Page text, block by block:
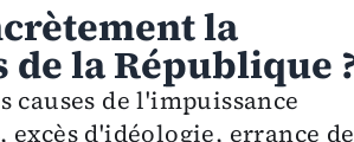
la
la République
causes de l'impuissance
d'idéologie, errance